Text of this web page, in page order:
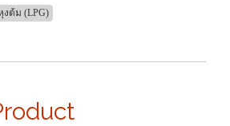
ต้ม (LPG)